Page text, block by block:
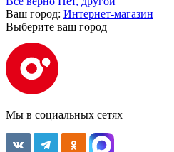
Ваш город: Интернет-магазин
Выберите ваш город
Мы в социальных сетях